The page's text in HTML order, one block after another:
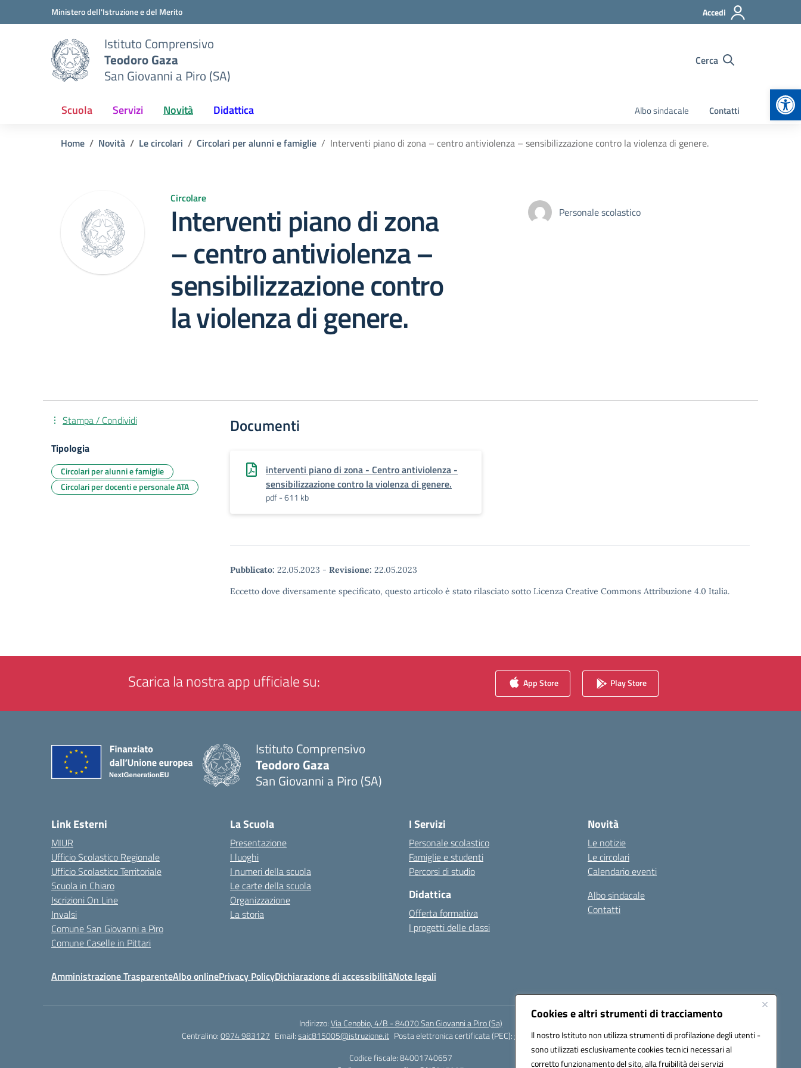
Cookies e altri strumenti di tracciamento
Il nostro Istituto non utilizza strumenti di profilazione degli utenti -
sono utilizzati esclusivamente cookies tecnici necessari al
corretto funzionamento del sito, alla fruibilità dei servizi
Vai ai contenuti
Vai al menu di navigazioneMinistero dell'Istruzione e del Merito Accedi
Istituto Comprensivo
Teodoro Gaza
San Giovanni a Piro (SA)
Cerca
Scuola Servizi Novità Didattica Albo sindacale Contatti
Home Novità Le circolari Circolari per alunni e famiglie Interventi piano di zona – centro antiviolenza – sensibilizzazione contro la violenza di genere.
Circolare
Interventi piano di zona
– centro antiviolenza –
sensibilizzazione contro
la violenza di genere.
Personale scolastico
Documenti
interventi piano di zona - Centro antiviolenza -
sensibilizzazione contro la violenza di genere.
pdf - 611 kb
Pubblicato: 22.05.2023 - Revisione: 22.05.2023
Eccetto dove diversamente specificato, questo articolo è stato rilasciato sotto Licenza Creative Commons Attribuzione 4.0 Italia.
Stampa / Condividi
Tipologia
Circolari per alunni e famiglie
Circolari per docenti e personale ATA
Scarica la nostra app ufficiale su: App Store Play Store
Istituto Comprensivo
Teodoro Gaza
San Giovanni a Piro (SA)
Link Esterni
MIUR
Ufficio Scolastico Regionale
Ufficio Scolastico Territoriale
Scuola in Chiaro
Iscrizioni On Line
Invalsi
Comune San Giovanni a Piro
Comune Caselle in Pittari
La Scuola
Presentazione
I luoghi
I numeri della scuola
Le carte della scuola
Organizzazione
La storia
I Servizi
Personale scolastico
Famiglie e studenti
Percorsi di studio
Didattica
Offerta formativa
I progetti delle classi
Novità
Le notizie
Le circolari
Calendario eventi
Albo sindacale
Contatti
Amministrazione TrasparenteAlbo onlinePrivacy PolicyDichiarazione di accessibilitàNote legali
Indirizzo:Via Cenobio, 4/B - 84070 San Giovanni a Piro (Sa)
Centralino:0974 983127 Email:saic815005@istruzione.it Posta elettronica certificata (PEC):saic815005@pec.istruzione.it
Codice fiscale: 84001740657